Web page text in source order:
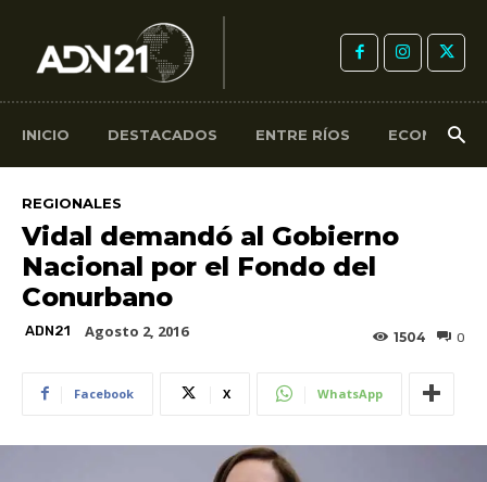
INICIO DESTACADOS ENTRE RÍOS ECONOMÍA
REGIONALES
Vidal demandó al Gobierno
Nacional por el Fondo del
Conurbano
ADN21 Agosto 2, 2016 0
1504
Facebook X WhatsApp